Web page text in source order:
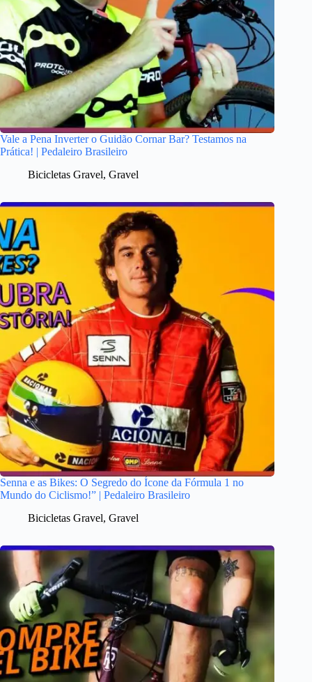
Vale a Pena Inverter o Guidão Cornar Bar? Testamos na
Prática! | Pedaleiro Brasileiro
Bicicletas Gravel, Gravel
Senna e as Bikes: O Segredo do Ícone da Fórmula 1 no
Mundo do Ciclismo!” | Pedaleiro Brasileiro
Bicicletas Gravel, Gravel